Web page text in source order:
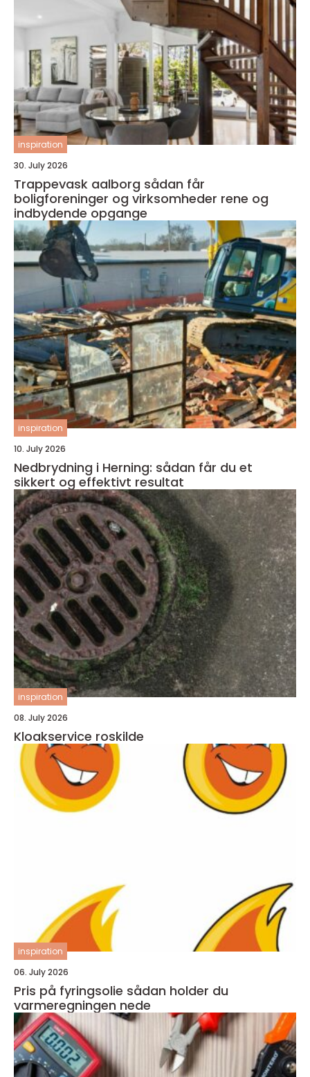
inspiration
30. July 2026
Trappevask aalborg sådan får
boligforeninger og virksomheder rene og
indbydende opgange
inspiration
10. July 2026
Nedbrydning i Herning: sådan får du et
sikkert og effektivt resultat
inspiration
08. July 2026
Kloakservice roskilde
inspiration
06. July 2026
Pris på fyringsolie sådan holder du
varmeregningen nede